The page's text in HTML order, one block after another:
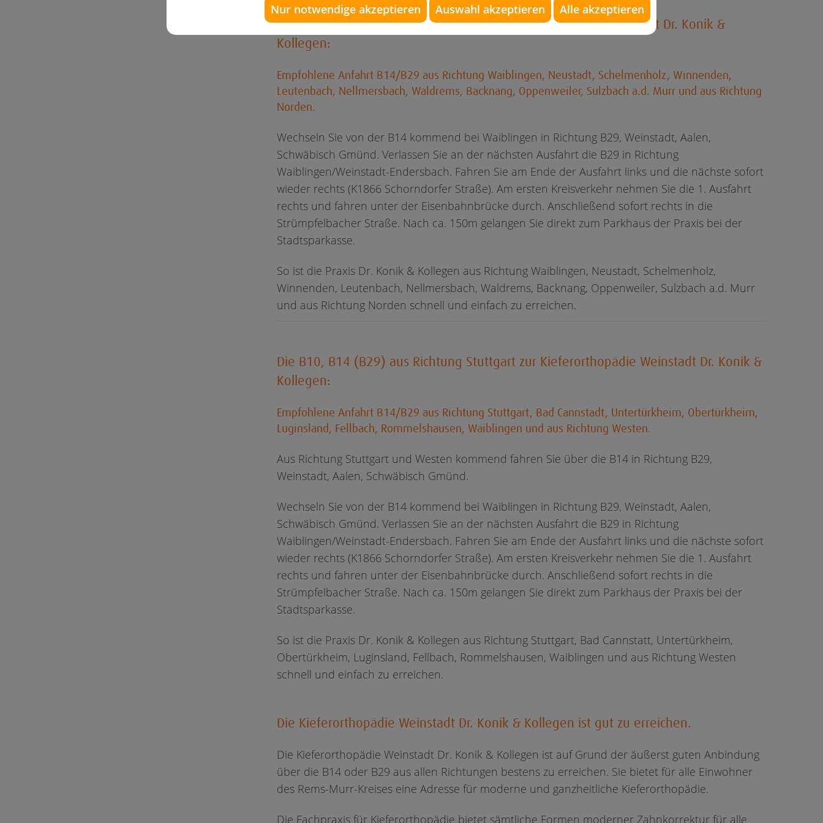
Nur notwendige akzeptieren Auswahl akzeptieren Alle akzeptieren
Die B14 (B29) aus Richtung Norden zur Kieferorthopädie Weinstadt Dr. Konik &
Kollegen:
Empfohlene Anfahrt B14/B29 aus Richtung Waiblingen, Neustadt, Schelmenholz, Winnenden,
Leutenbach, Nellmersbach, Waldrems, Backnang, Oppenweiler, Sulzbach a.d. Murr und aus Richtung
Norden.
Wechseln Sie von der B14 kommend bei Waiblingen in Richtung B29, Weinstadt, Aalen,
Schwäbisch Gmünd. Verlassen Sie an der nächsten Ausfahrt die B29 in Richtung
Waiblingen/Weinstadt-Endersbach. Fahren Sie am Ende der Ausfahrt links und die nächste sofort
wieder rechts (K1866 Schorndorfer Straße). Am ersten Kreisverkehr nehmen Sie die 1. Ausfahrt
rechts und fahren unter der Eisenbahnbrücke durch. Anschließend sofort rechts in die
Strümpfelbacher Straße. Nach ca. 150m gelangen Sie direkt zum Parkhaus der Praxis bei der
Stadtsparkasse.
So ist die Praxis Dr. Konik & Kollegen aus Richtung Waiblingen, Neustadt, Schelmenholz,
Winnenden, Leutenbach, Nellmersbach, Waldrems, Backnang, Oppenweiler, Sulzbach a.d. Murr
und aus Richtung Norden schnell und einfach zu erreichen.
Die B10, B14 (B29) aus Richtung Stuttgart zur Kieferorthopädie Weinstadt Dr. Konik &
Kollegen:
Empfohlene Anfahrt B14/B29 aus Richtung Stuttgart, Bad Cannstadt, Untertürkheim, Obertürkheim,
Luginsland, Fellbach, Rommelshausen, Waiblingen und aus Richtung Westen.
Aus Richtung Stuttgart und Westen kommend fahren Sie über die B14 in Richtung B29,
Weinstadt, Aalen, Schwäbisch Gmünd.
Wechseln Sie von der B14 kommend bei Waiblingen in Richtung B29, Weinstadt, Aalen,
Schwäbisch Gmünd. Verlassen Sie an der nächsten Ausfahrt die B29 in Richtung
Waiblingen/Weinstadt-Endersbach. Fahren Sie am Ende der Ausfahrt links und die nächste sofort
wieder rechts (K1866 Schorndorfer Straße). Am ersten Kreisverkehr nehmen Sie die 1. Ausfahrt
rechts und fahren unter der Eisenbahnbrücke durch. Anschließend sofort rechts in die
Strümpfelbacher Straße. Nach ca. 150m gelangen Sie direkt zum Parkhaus der Praxis bei der
Stadtsparkasse.
So ist die Praxis Dr. Konik & Kollegen aus Richtung Stuttgart, Bad Cannstatt, Untertürkheim,
Obertürkheim, Luginsland, Fellbach, Rommelshausen, Waiblingen und aus Richtung Westen
schnell und einfach zu erreichen.
Die Kieferorthopädie Weinstadt Dr. Konik & Kollegen ist gut zu erreichen.
Die Kieferorthopädie Weinstadt Dr. Konik & Kollegen ist auf Grund der äußerst guten Anbindung
über die B14 oder B29 aus allen Richtungen bestens zu erreichen. Sie bietet für alle Einwohner
des Rems-Murr-Kreises eine Adresse für moderne und ganzheitliche Kieferorthopädie.
Die Fachpraxis für Kieferorthopädie bietet sämtliche Formen moderner Zahnkorrektur für alle